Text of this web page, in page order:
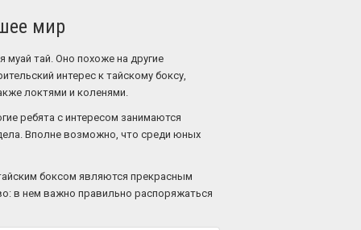
мир
муай тай. Оно похоже на другие
интерес к тайскому боксу,
локтями и коленями.
ребята с интересом занимаются
Вполне возможно, что среди юных
боксом являются прекрасным
в нем важно правильно распоряжаться